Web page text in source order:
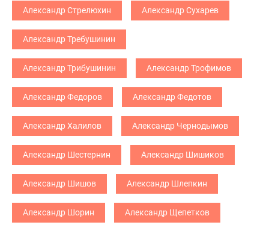
Александр Стрелюхин Александр Сухарев
Александр Требушинин
Александр Трибушинин Александр Трофимов
Александр Федоров Александр Федотов
Александр Халилов Александр Чернодымов
Александр Шестернин Александр Шишиков
Александр Шишов Александр Шлепкин
Александр Шорин Александр Щепетков